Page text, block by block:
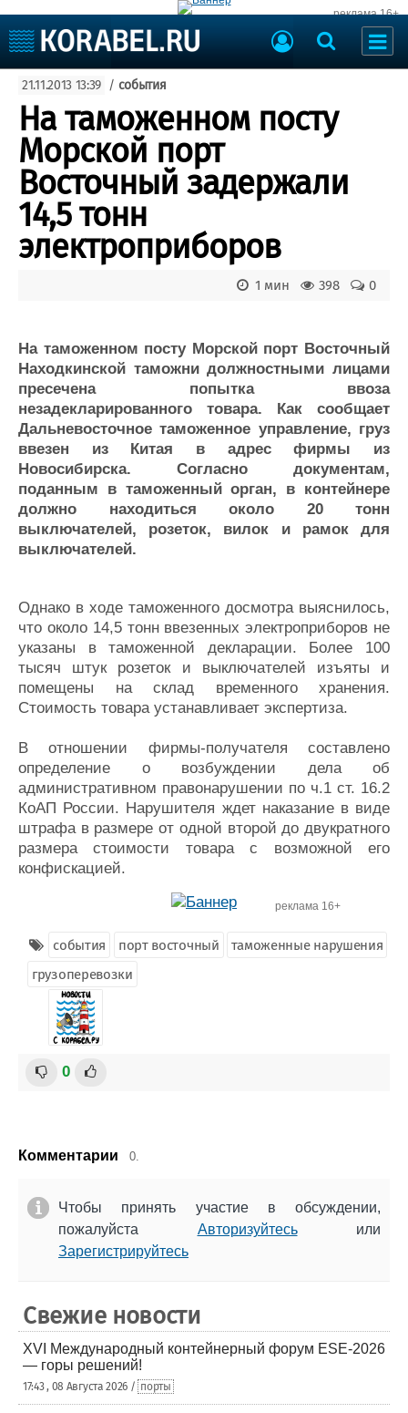
реклама 16+
Судоходство
Судоремонт
События
Пресс-релизы
Порты
Рыболовство
ВМФ
Образование
Яхты и катера
Еще
Судостроение
Репутация
Работа
Крюинг
Журнал
Реклама
Торговая площадка
Доска объявлений
Изделия
Материалы
Конференции
Выставки и семинары
Личности
Флот
Галерея флота
21.11.2013 13:39 / события
На таможенном посту
Морской порт
Восточный задержали
14,5 тонн
электроприборов
0
398
1 мин
На таможенном посту Морской порт Восточный
Находкинской таможни должностными лицами
пресечена попытка ввоза
незадекларированного товара. Как сообщает
Дальневосточное таможенное управление, груз
ввезен из Китая в адрес фирмы из
Новосибирска. Согласно документам,
поданным в таможенный орган, в контейнере
должно находиться около 20 тонн
выключателей, розеток, вилок и рамок для
выключателей.
Однако в ходе таможенного досмотра выяснилось,
что около 14,5 тонн ввезенных электроприборов не
указаны в таможенной декларации. Более 100
тысяч штук розеток и выключателей изъяты и
помещены на склад временного хранения.
Стоимость товара устанавливает экспертиза.
В отношении фирмы-получателя составлено
определение о возбуждении дела об
административном правонарушении по ч.1 ст. 16.2
КоАП России. Нарушителя ждет наказание в виде
штрафа в размере от одной второй до двукратного
размера стоимости товара с возможной его
конфискацией.
реклама 16+
события порт восточный
таможенные нарушения
грузоперевозки
0
Комментарии 0.
Чтобы принять участие в обсуждении,
пожалуйста Авторизуйтесьили
Зарегистрируйтесь
Свежие новости
XVI Международный контейнерный форум ESE-2026
— горы решений!
17:43 , 08 Августа 2026 / порты